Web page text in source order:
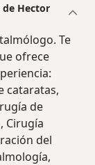
de Hector
Te
ofrece
cataratas,
de
Cirugía
del